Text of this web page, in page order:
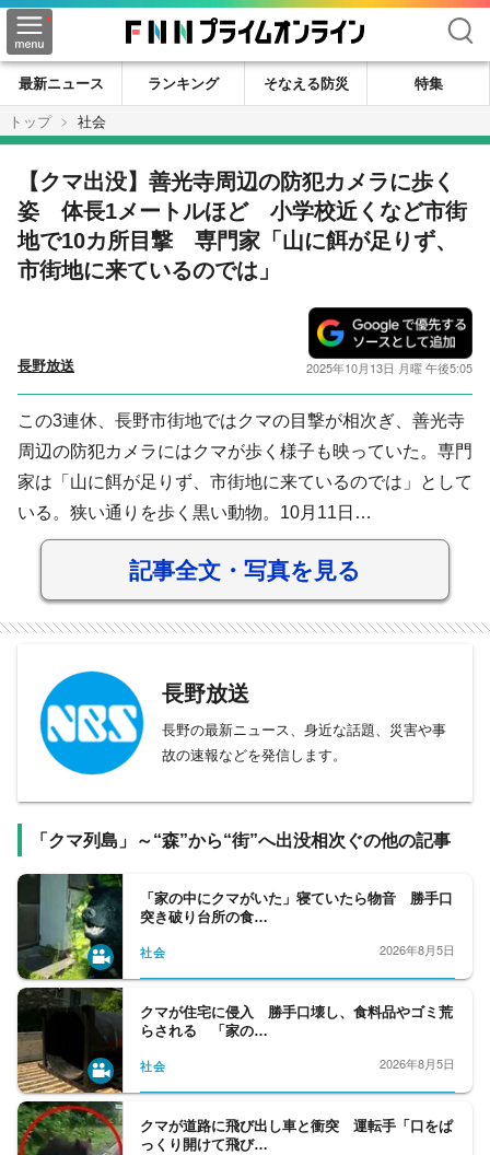
検索
最新ニュース ランキング そなえる防災
特集
トップ
社会
【クマ出没】善光寺周辺の防犯カメラに歩く
姿 体長1メートルほど 小学校近くなど市街
地で10カ所目撃 専門家「山に餌が足りず、
市街地に来ているのでは」
長野放送 2025年10月13日 月曜 午後5:05
この3連休、長野市街地ではクマの目撃が相次ぎ、善光寺
周辺の防犯カメラにはクマが歩く様子も映っていた。専門
家は「山に餌が足りず、市街地に来ているのでは」として
いる。狭い通りを歩く黒い動物。10月11日…
記事全文・写真を見る
長野放送
長野の最新ニュース、身近な話題、災害や事
故の速報などを発信します。
「クマ列島」～“森”から“街”へ出没相次ぐの他の記事
「家の中にクマがいた」寝ていたら物音 勝手口
突き破り台所の食…
社会 2026年8月5日
クマが住宅に侵入 勝手口壊し、食料品やゴミ荒
らされる 「家の…
社会 2026年8月5日
クマが道路に飛び出し車と衝突 運転手「口をぱ
っくり開けて飛び…